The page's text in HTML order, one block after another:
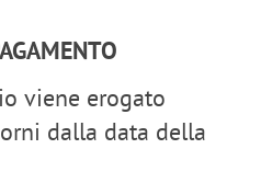
viene erogato
dalla data della